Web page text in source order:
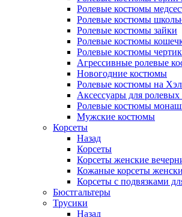
Ролевые костюмы
Ролевые костюмы
Ролевые костюмы зайки
Ролевые костюмы
Ролевые костюмы
Агрессивные ролевые
Новогодние костюмы
Ролевые костюмы на
Аксессуары для ролевых
Ролевые костюмы
Мужские костюмы
Корсеты
Назад
Корсеты
Корсеты женские
Кожаные корсеты
Корсеты с подвязками
Бюстгальтеры
Трусики
Назад